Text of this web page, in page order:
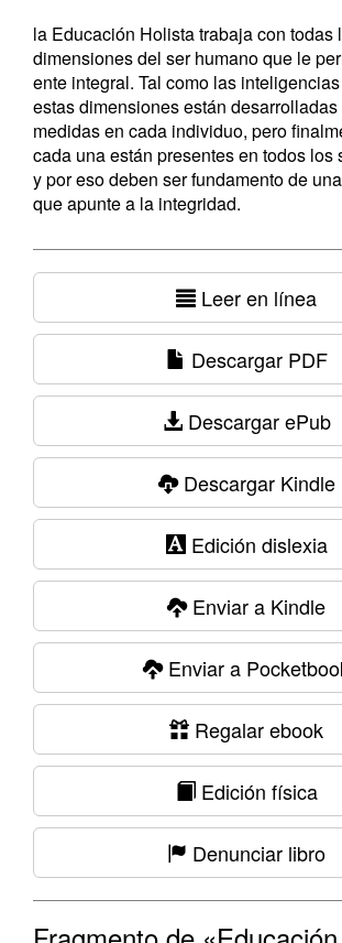
la Educación Holista trabaja con todas
dimensiones del ser humano que le
ente integral. Tal como las
estas dimensiones están
medidas en cada individuo, pero
cada una están presentes en todos los
y por eso deben ser fundamento de
que apunte a la integridad.
Leer en línea
Descargar PDF
Descargar ePub
Descargar Kindle
Edición dislexia
Enviar a Kindle
Enviar a
Regalar ebook
Edición física
Denunciar libro